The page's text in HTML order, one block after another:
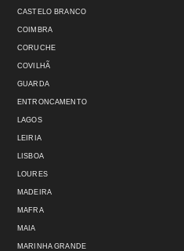
CASTELO BRANCO
COIMBRA
CORUCHE
COVILHÃ
GUARDA
ENTRONCAMENTO
LAGOS
LEIRIA
LISBOA
LOURES
MADEIRA
MAFRA
MAIA
MARINHA GRANDE